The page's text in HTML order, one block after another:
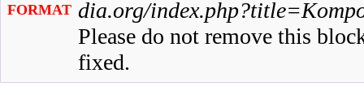
FORMAT
Please do not remove this
fixed.